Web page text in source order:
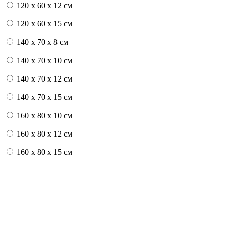
120 x 60 x 12 см
120 x 60 x 15 см
140 x 70 x 8 см
140 x 70 x 10 см
140 x 70 x 12 см
140 x 70 x 15 см
160 x 80 x 10 см
160 x 80 x 12 см
160 x 80 x 15 см